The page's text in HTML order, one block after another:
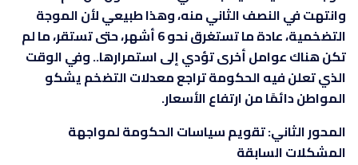
وانتهت في النصف الثاني منه، وهذا طبيعي لأن الموجة
التضخمية، عادة ما تستغرق نحو 6 أشهر، حتى تستقر، ما لم
تكن هناك عوامل أخرى تؤدي إلى استمرارها.. وفي الوقت
الذي تعلن فيه الحكومة تراجع معدلات التضخم يشكو
المواطن دائمًا من ارتفاع الأسعار.
المحور الثاني: تقويم سياسات الحكومة لمواجهة
المشكلات السابقة